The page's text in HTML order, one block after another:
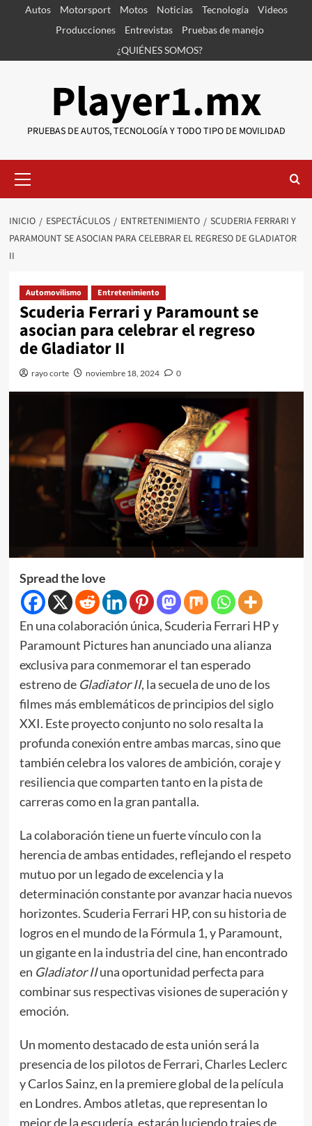
SaltarAutos Motorsport Motos Noticias Tecnología
Videos
Producciones
Entrevistas
Pruebas de manejo
¿QUIÉNES SOMOS?
Player1.mx
PRUEBAS DE AUTOS, TECNOLOGÍA Y TODO TIPO DE MOVILIDAD
primario
INICIO ESPECTÁCULOS ENTRETENIMIENTO
SCUDERIA FERRARI Y
PARAMOUNT SE ASOCIAN PARA CELEBRAR EL REGRESO DE GLADIATOR
II
Automovilismo Entretenimiento
Scuderia Ferrari y Paramount se
asocian para celebrar el regreso
de Gladiator II
rayo corte noviembre 18, 2024 0
Spread the love
En una colaboración única, Scuderia Ferrari HP y
Paramount Pictures han anunciado una alianza
exclusiva para conmemorar el tan esperado
estreno de Gladiator II, la secuela de uno de los
filmes más emblemáticos de principios del siglo
XXI. Este proyecto conjunto no solo resalta la
profunda conexión entre ambas marcas, sino que
también celebra los valores de ambición, coraje y
resiliencia que comparten tanto en la pista de
carreras como en la gran pantalla.
La colaboración tiene un fuerte vínculo con la
herencia de ambas entidades, reflejando el respeto
mutuo por un legado de excelencia y la
determinación constante por avanzar hacia nuevos
horizontes. Scuderia Ferrari HP, con su historia de
logros en el mundo de la Fórmula 1, y Paramount,
un gigante en la industria del cine, han encontrado
en Gladiator IIuna oportunidad perfecta para
combinar sus respectivas visiones de superación y
emoción.
Un momento destacado de esta unión será la
presencia de los pilotos de Ferrari, Charles Leclerc
y Carlos Sainz, en la premiere global de la película
en Londres. Ambos atletas, que representan lo
mejor de la escudería, estarán luciendo trajes de